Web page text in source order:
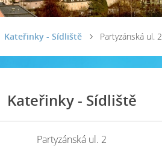
Kateřinky - Sídliště Partyzánská ul. 2
Kateřinky - Sídliště
Partyzánská ul. 2